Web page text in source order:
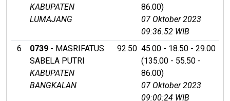
KABUPATEN
LUMAJANG
86.00)
07 Oktober 2023
09:36:52 WIB
6
0739 - MASRIFATUS
SABELA PUTRI
KABUPATEN
BANGKALAN
92.50 45.00 - 18.50 - 29.00
(135.00 - 55.50 -
86.00)
07 Oktober 2023
09:00:24 WIB